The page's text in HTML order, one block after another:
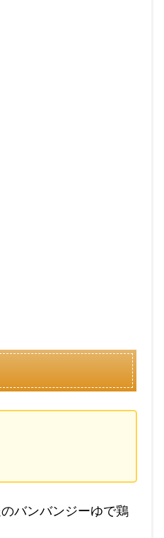
バンバンジーゆで鶏